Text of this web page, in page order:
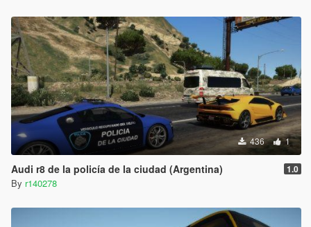
436 1
Audi r8 de la policía de la ciudad (Argentina) 1.0
By r140278